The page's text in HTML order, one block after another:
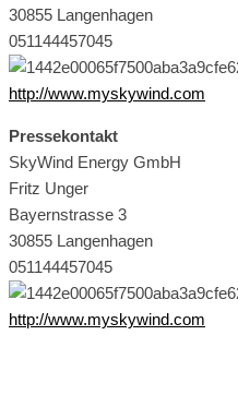
30855 Langenhagen
051144457045
http://www.myskywind.com
Pressekontakt
SkyWind Energy GmbH
Fritz Unger
Bayernstrasse 3
30855 Langenhagen
051144457045
http://www.myskywind.com